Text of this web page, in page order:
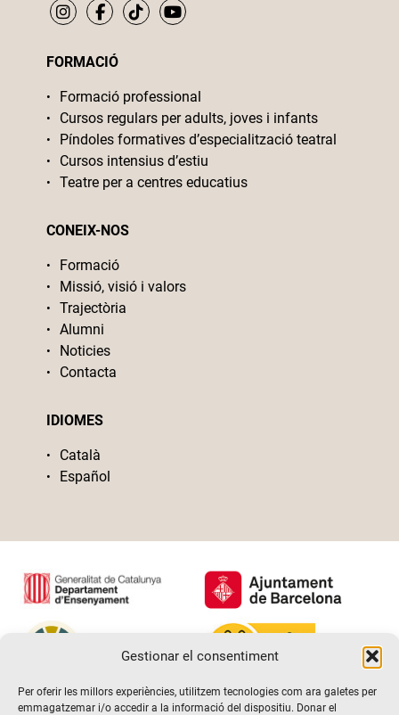
Gestionar el consentiment
Per oferir les millors experiències, utilitzem tecnologies com ara galetes per
emmagatzemar i/o accedir a la informació del dispositiu. Donar el
FORMACIÓ
Formació professional
Cursos regulars per adults, joves i infants
Píndoles formatives d’especialització teatral
Cursos intensius d’estiu
Teatre per a centres educatius
CONEIX-NOS
Formació
Missió, visió i valors
Trajectòria
Alumni
Noticies
Contacta
IDIOMES
Català
Español